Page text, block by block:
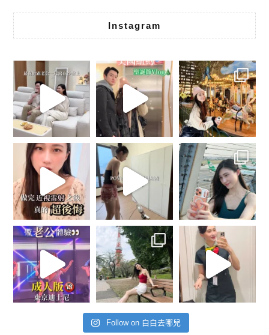
Instagram
Follow on 白白去哪兒